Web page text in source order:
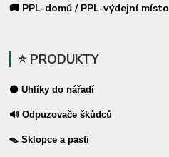
🚚 PPL-domů / PPL-výdejní místo
⭐ PRODUKTY
⚫ Uhlíky do nářadí
🔊 Odpuzovače škůdců
🪤 Sklopce a pasti